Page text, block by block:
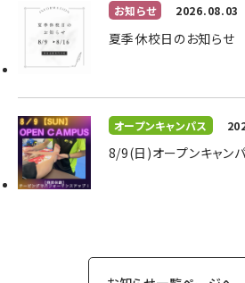
お知らせ 2026.08.03
夏季休校日のお知らせ
オープンキャンパス
8/9(日)オープンキャン